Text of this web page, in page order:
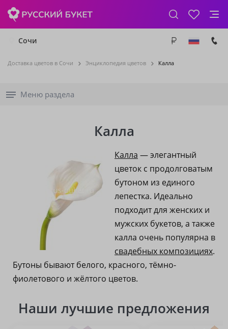
Сочи
Доставка цветов в Сочи Энциклопедия цветов Калла
Меню раздела
Калла
Калла — элегантный
цветок с продолговатым
бутоном из единого
лепестка. Идеально
подходит для женских и
мужских букетов, а также
калла очень популярна в
свадебных композициях.
Бутоны бывают белого, красного, тёмно-
фиолетового и жёлтого цветов.
Наши лучшие предложения